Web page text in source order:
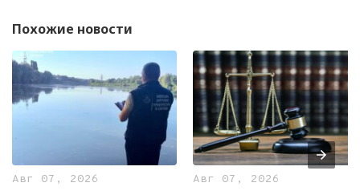
Похожие новости
Авг 07, 2026 Авг 07, 2026